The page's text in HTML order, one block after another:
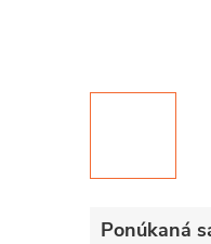
Ponúkaná